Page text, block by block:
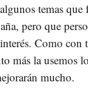
temas
pero que
Como con
más la usemos
mucho.